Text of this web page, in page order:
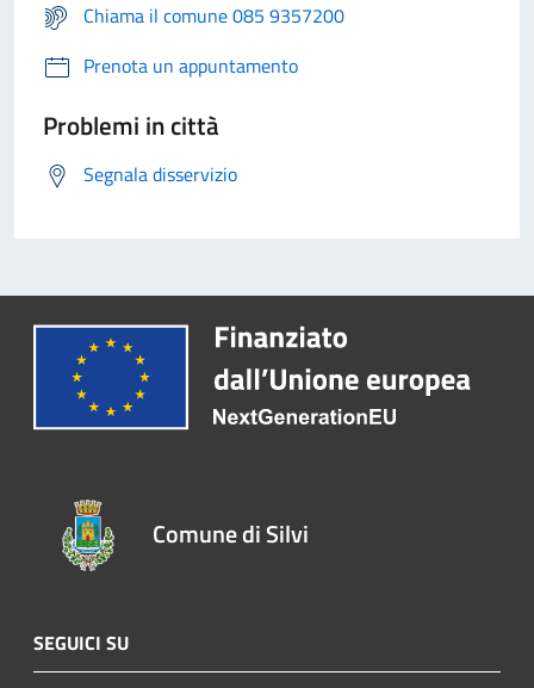
Chiama il comune 085 9357200
Prenota un appuntamento
Problemi in città
Segnala disservizio
Comune di Silvi
SEGUICI SU